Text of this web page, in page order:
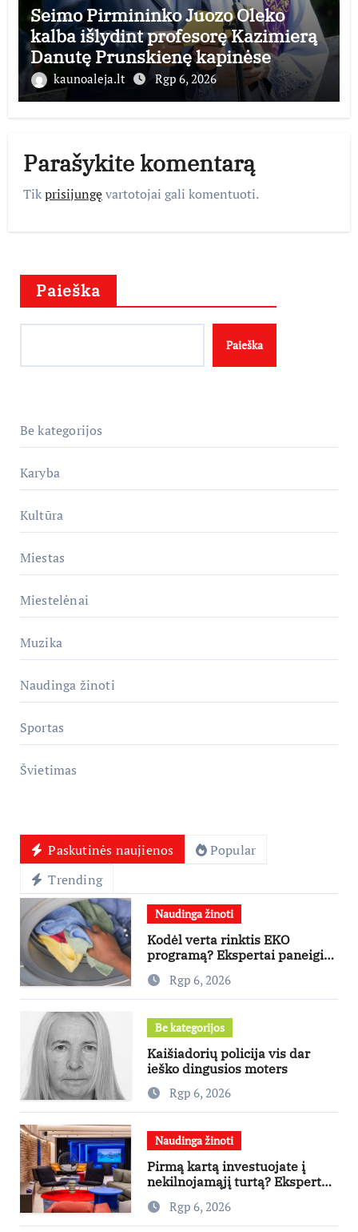
Seimo Pirmininko Juozo Oleko
kalba išlydint profesorę Kazimierą
Danutę Prunskienę kapinėse
kaunoaleja.lt Rgp 6, 2026
Parašykite komentarą
Tikprisijungęvartotojai gali komentuoti.
Paieška
Paieška
Be kategorijos
Karyba
Kultūra
Miestas
Miestelėnai
Muzika
Naudinga žinoti
Sportas
Švietimas
Paskutinės naujienos
Popular
Trending
Naudinga žinoti
Kodėl verta rinktis EKO
programą? Ekspertai paneigia
dažniausius mitus
Rgp 6, 2026
Be kategorijos
Kaišiadorių policija vis dar
ieško dingusios moters
Rgp 6, 2026
Naudinga žinoti
Pirmą kartą investuojate į
nekilnojamąjį turtą? Ekspertas
pataria, kaip pasirinkti būstą,
kuris generuos grąžą
Rgp 6, 2026